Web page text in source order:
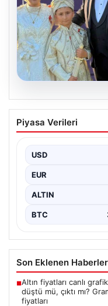
Çanakkale’de
dönüştü. Yusuf
{“title”:
“content”:…
Piyasa Verileri
USD
EUR
ALTIN
BTC
Son Eklenen Haberler
■Altın fiyatları canlı
düştü mü, çıktı mı?
fiyatları